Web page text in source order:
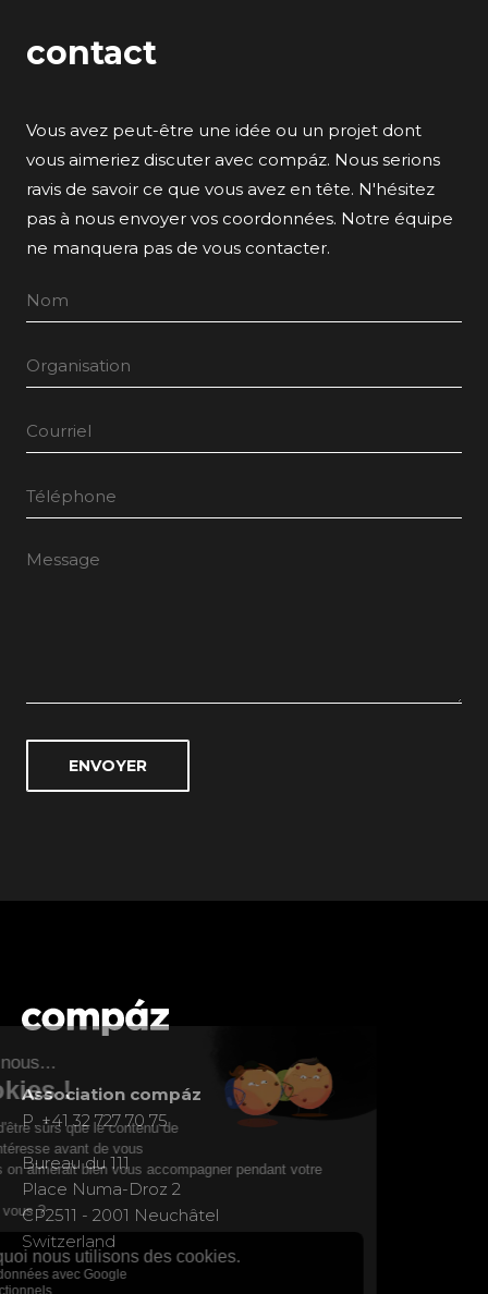
contact
Vous avez peut-être une idée ou un projet dont
vous aimeriez discuter avec compáz. Nous serions
ravis de savoir ce que vous avez en tête. N'hésitez
pas à nous envoyer vos coordonnées. Notre équipe
ne manquera pas de vous contacter.
Association compáz
P. +41 32 727 70 75
Bureau du 111
Place Numa-Droz 2
CP2511 - 2001 Neuchâtel
Switzerland